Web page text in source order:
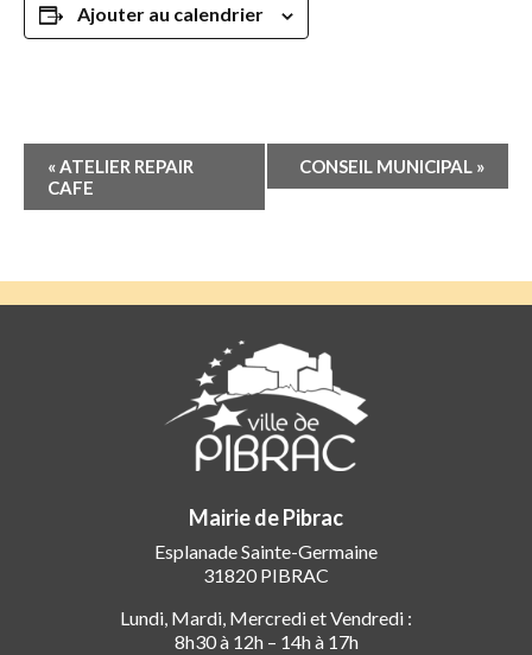
Ajouter au calendrier
Navigation
Évènement
«ATELIER REPAIR
CAFE
CONSEIL MUNICIPAL »
Mairie de Pibrac
Esplanade Sainte-Germaine
31820 PIBRAC
Lundi, Mardi, Mercredi et Vendredi :
8h30 à 12h – 14h à 17h